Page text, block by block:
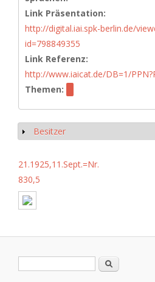
Link Präsentation:
http://digital.iai.spk-berlin.de/
id=798849355
Link Referenz:
http://www.iaicat.de/DB=1/
Themen:
Show
Besitzer
21.1925,11.Sept.=Nr.
830,5
Search